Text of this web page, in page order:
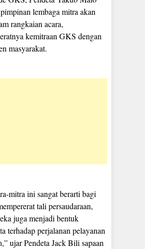
lembaga mitra akan
rangkaian acara,
kemitraan GKS dengan
masyarakat.
mitra ini sangat berarti bagi
tali persaudaraan,
juga menjadi bentuk
terhadap perjalanan pelayanan
ujar Pendeta Jack Bili sapaan